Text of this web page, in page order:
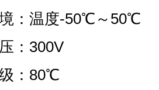
：温度-50℃～50℃
：300V
：80℃